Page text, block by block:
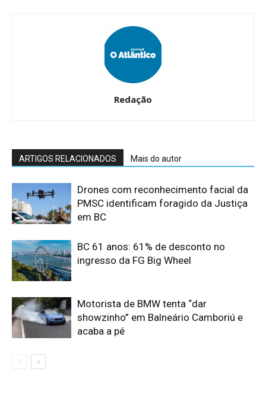
Redação
ARTIGOS RELACIONADOS Mais do autor
Drones com reconhecimento facial da
PMSC identificam foragido da Justiça
em BC
BC 61 anos: 61% de desconto no
ingresso da FG Big Wheel
Motorista de BMW tenta “dar
showzinho” em Balneário Camboriú e
acaba a pé